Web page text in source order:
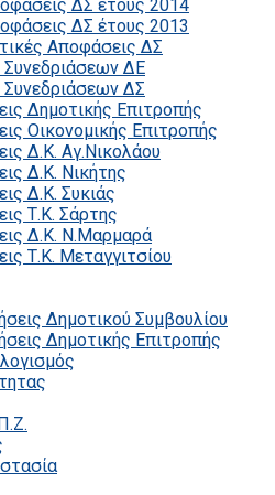
ΔΣ έτους 2014
ΔΣ έτους 2013
Αποφάσεις ΔΣ
Συνεδριάσεων ΔΕ
Συνεδριάσεων ΔΣ
Δημοτικής Επιτροπής
Οικονομικής Επιτροπής
Δ.Κ. Αγ.Νικολάου
Δ.Κ. Νικήτης
Δ.Κ. Συκιάς
Τ.Κ. Σάρτης
Δ.Κ. Ν.Μαρμαρά
Τ.Κ. Μεταγγιτσίου
Δημοτικού Συμβουλίου
Δημοτικής Επιτροπής